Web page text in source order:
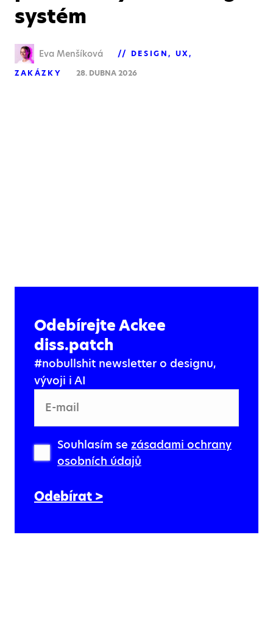
systém
Eva Menšíková DESIGN
UX
ZAKÁZKY
28. DUBNA 2026
Odebírejte Ackee
diss.patch
#nobullshit newsletter o designu,
vývoji i AI
E-mail
Odebírat >
Souhlasím se zásadami ochrany
osobních údajů